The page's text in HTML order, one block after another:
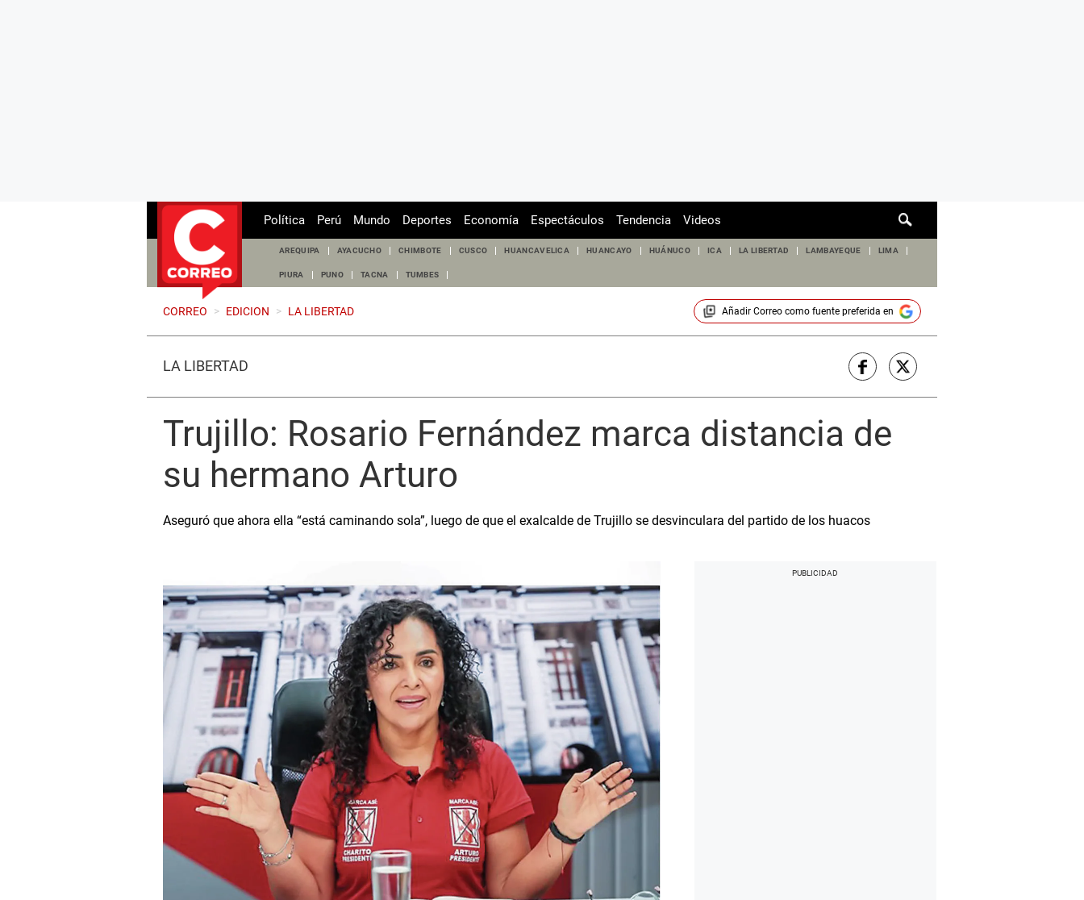
de
Política Perú Mundo Deportes Economía Espectáculos Tendencia Videos
AREQUIPA AYACUCHO CHIMBOTE CUSCO HUANCAVELICA HUANCAYO HUÁNUCO ICA LA LIBERTAD LAMBAYEQUE LIMA
PIURA PUNO TACNA TUMBES
CORREO > EDICION > LA LIBERTAD Añadir Correocomo fuente preferida en
LA LIBERTAD
Trujillo: Rosario Fernández marca distancia de
su hermano Arturo
Aseguró que ahora ella “está caminando sola”, luego de que el exalcalde de Trujillo se desvinculara del partido de los huacos